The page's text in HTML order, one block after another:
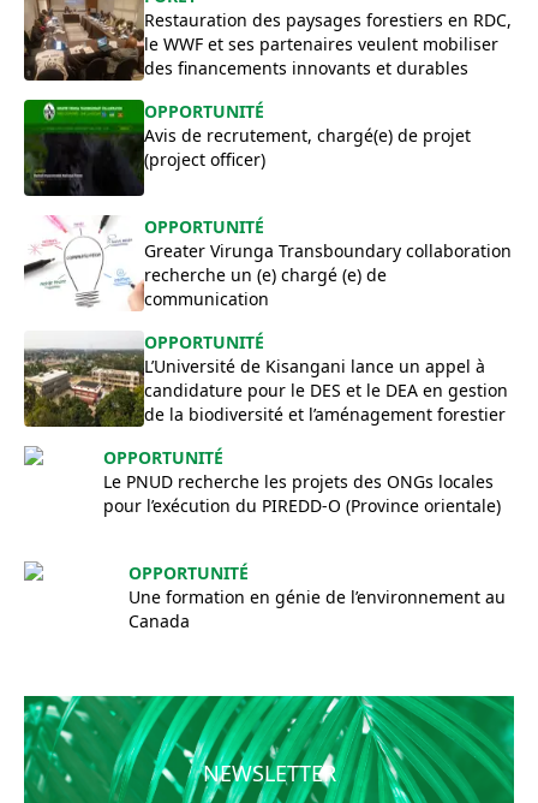
Restauration des paysages forestiers en RDC,
le WWF et ses partenaires veulent mobiliser
des financements innovants et durables
OPPORTUNITÉ
Avis de recrutement, chargé(e) de projet
(project officer)
OPPORTUNITÉ
Greater Virunga Transboundary collaboration
recherche un (e) chargé (e) de
communication
OPPORTUNITÉ
L’Université de Kisangani lance un appel à
candidature pour le DES et le DEA en gestion
de la biodiversité et l’aménagement forestier
OPPORTUNITÉ
Le PNUD recherche les projets des ONGs locales
pour l’exécution du PIREDD-O (Province orientale)
OPPORTUNITÉ
Une formation en génie de l’environnement au
Canada
NEWSLETTER